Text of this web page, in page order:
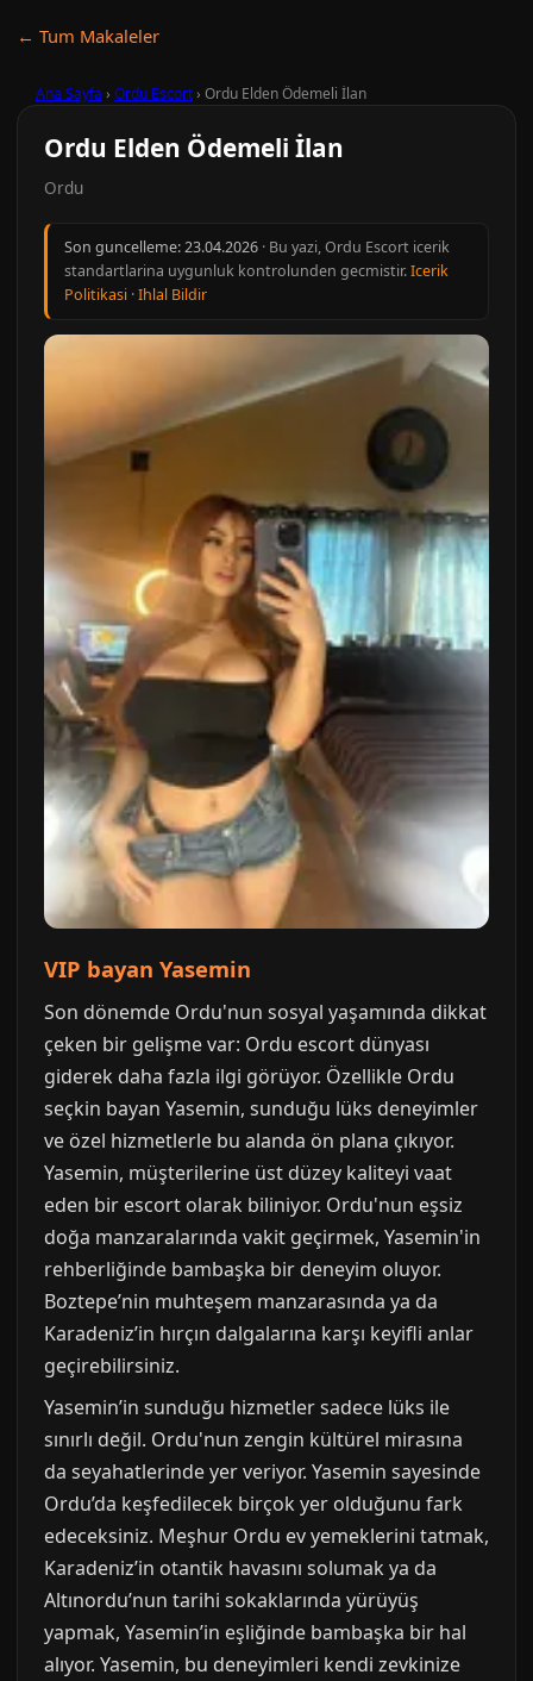
← Tum Makaleler
Ana Sayfa › Ordu Escort› Ordu Elden Ödemeli İlan
Ordu Elden Ödemeli İlan
Ordu
Son guncelleme:23.04.2026 · Bu yazi, Ordu Escort icerik
standartlarina uygunluk kontrolunden gecmistir.Icerik
Politikasi ·Ihlal Bildir
VIP bayan Yasemin
Son dönemde Ordu'nun sosyal yaşamında dikkat
çeken bir gelişme var: Ordu escort dünyası
giderek daha fazla ilgi görüyor. Özellikle Ordu
seçkin bayan Yasemin, sunduğu lüks deneyimler
ve özel hizmetlerle bu alanda ön plana çıkıyor.
Yasemin, müşterilerine üst düzey kaliteyi vaat
eden bir escort olarak biliniyor. Ordu'nun eşsiz
doğa manzaralarında vakit geçirmek, Yasemin'in
rehberliğinde bambaşka bir deneyim oluyor.
Boztepe’nin muhteşem manzarasında ya da
Karadeniz’in hırçın dalgalarına karşı keyifli anlar
geçirebilirsiniz.
Yasemin’in sunduğu hizmetler sadece lüks ile
sınırlı değil. Ordu'nun zengin kültürel mirasına
da seyahatlerinde yer veriyor. Yasemin sayesinde
Ordu’da keşfedilecek birçok yer olduğunu fark
edeceksiniz. Meşhur Ordu ev yemeklerini tatmak,
Karadeniz’in otantik havasını solumak ya da
Altınordu’nun tarihi sokaklarında yürüyüş
yapmak, Yasemin’in eşliğinde bambaşka bir hal
alıyor. Yasemin, bu deneyimleri kendi zevkinize